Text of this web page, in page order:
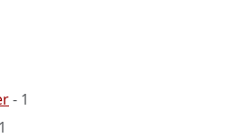
- 1